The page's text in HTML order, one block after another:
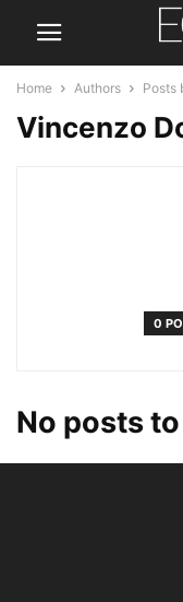
Home Authors Posts
Vincenzo
0
No posts